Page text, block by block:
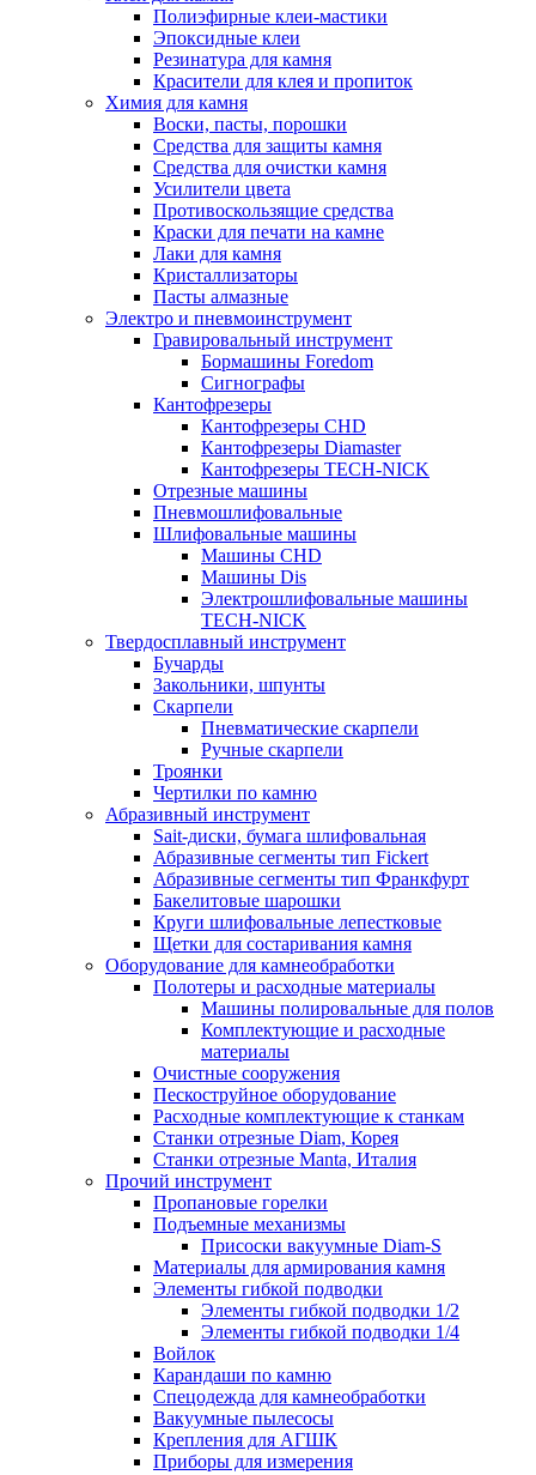
Полиэфирные клеи-мастики
Эпоксидные клеи
Резинатура для камня
Красители для клея и пропиток
Химия для камня
Воски, пасты, порошки
Средства для защиты камня
Средства для очистки камня
Усилители цвета
Противоскользящие средства
Краски для печати на камне
Лаки для камня
Кристаллизаторы
Пасты алмазные
Электро и пневмоинструмент
Гравировальный инструмент
Бормашины Foredom
Сигнографы
Кантофрезеры
Кантофрезеры CHD
Кантофрезеры Diamaster
Кантофрезеры TECH-NICK
Отрезные машины
Пневмошлифовальные
Шлифовальные машины
Машины CHD
Машины Dis
Электрошлифовальные машины
TECH-NICK
Твердосплавный инструмент
Бучарды
Закольники, шпунты
Скарпели
Пневматические скарпели
Ручные скарпели
Троянки
Чертилки по камню
Абразивный инструмент
Sait-диски, бумага шлифовальная
Абразивные сегменты тип Fickert
Абразивные сегменты тип Франкфурт
Бакелитовые шарошки
Круги шлифовальные лепестковые
Щетки для состаривания камня
Оборудование для камнеобработки
Полотеры и расходные материалы
Машины полировальные для полов
Комплектующие и расходные
материалы
Очистные сооружения
Пескоструйное оборудование
Расходные комплектующие к станкам
Станки отрезные Diam, Корея
Станки отрезные Manta, Италия
Прочий инструмент
Пропановые горелки
Подъeмные механизмы
Присоски вакуумные Diam-S
Материалы для армирования камня
Элементы гибкой подводки
Элементы гибкой подводки 1/2
Элементы гибкой подводки 1/4
Войлок
Карандаши по камню
Спецодежда для камнеобработки
Вакуумные пылесосы
Крепления для АГШК
Приборы для измерения